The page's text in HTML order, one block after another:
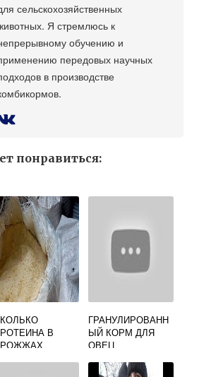
сельскохозяйственных
Я стремлюсь к
обучению и
передовых научных
в производстве
понравиться:
В
ГРАНУЛИРОВАНН
ЫЙ КОРМ ДЛЯ
ОВЕЦ